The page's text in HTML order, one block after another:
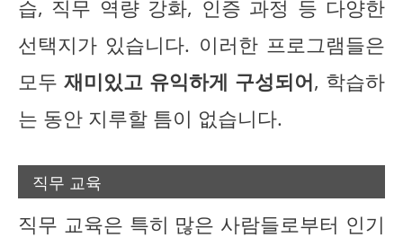
습, 직무 역량 강화, 인증 과정 등 다양한
선택지가 있습니다. 이러한 프로그램들은
모두 재미있고 유익하게 구성되어, 학습하
는 동안 지루할 틈이 없습니다.
직무 교육
직무 교육은 특히 많은 사람들로부터 인기